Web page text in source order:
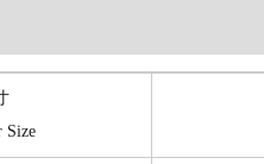
Size